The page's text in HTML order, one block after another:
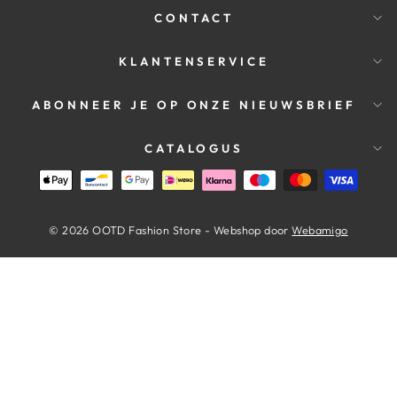
CONTACT
KLANTENSERVICE
ABONNEER JE OP ONZE NIEUWSBRIEF
CATALOGUS
© 2026 OOTD Fashion Store - Webshop doorWebamigo